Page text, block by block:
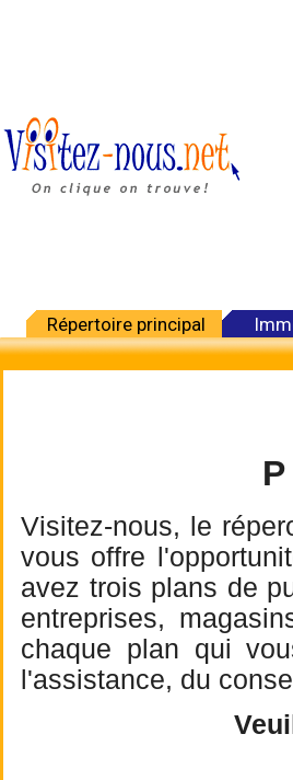
Répertoire principal
Visitez-nous, le
vous offre
avez trois plans de
entreprises,
chaque plan qui
l'assistance, du